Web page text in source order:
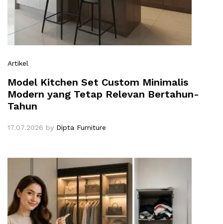
Artikel
Model Kitchen Set Custom Minimalis
Modern yang Tetap Relevan Bertahun-
Tahun
17.07.2026 by Dipta Furniture